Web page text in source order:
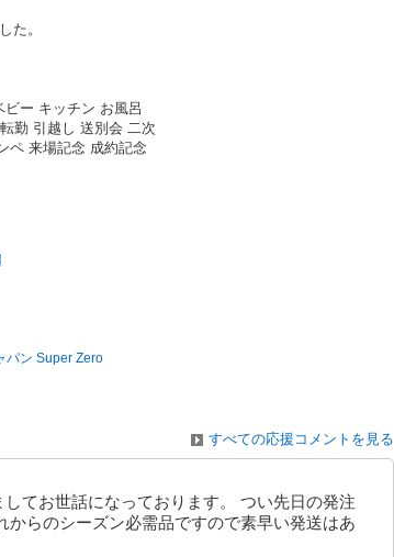
た。
ー キッチン お風呂
勤 引越し 送別会 二次
ペ 来場記念 成約記念
パン Super Zero
すべての応援コメントを見る
てお世話になっております。 つい先日の発注
らのシーズン必需品ですので素早い発送はあ